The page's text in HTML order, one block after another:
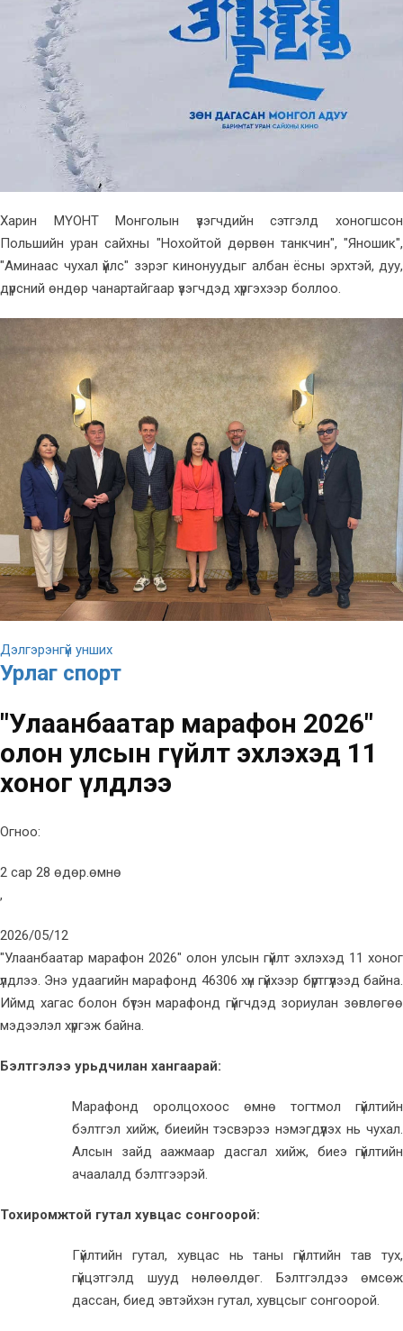
Харин МҮОНТ Монголын үзэгчдийн сэтгэлд хоногшсон
Польшийн уран сайхны "Нохойтой дөрвөн танкчин", "Яношик",
"Аминаас чухал үйлс" зэрэг кинонуудыг албан ёсны эрхтэй, дуу,
дүрсний өндөр чанартайгаар үзэгчдэд хүргэхээр боллоо.
Дэлгэрэнгүй унших
Урлаг спорт
"Улаанбаатар марафон 2026"
олон улсын гүйлт эхлэхэд 11
хоног үлдлээ
Огноо:
2 сар 28 өдөр.өмнө
,
2026/05/12
"Улаанбаатар марафон 2026" олон улсын гүйлт эхлэхэд 11 хоног
үлдлээ. Энэ удаагийн марафонд 46306 хүн гүйхээр бүртгүүлээд байна.
Иймд хагас болон бүтэн марафонд гүйгчдэд зориулан зөвлөгөө
мэдээлэл хүргэж байна.
Бэлтгэлээ урьдчилан хангаарай:
Марафонд оролцохоос өмнө тогтмол гүйлтийн
бэлтгэл хийж, биеийн тэсвэрээ нэмэгдүүлэх нь чухал.
Алсын зайд аажмаар дасгал хийж, биеэ гүйлтийн
ачаалалд бэлтгээрэй.
Тохиромжтой гутал хувцас сонгоорой:
Гүйлтийн гутал, хувцас нь таны гүйлтийн тав тух,
гүйцэтгэлд шууд нөлөөлдөг. Бэлтгэлдээ өмсөж
дассан, биед эвтэйхэн гутал, хувцсыг сонгоорой.